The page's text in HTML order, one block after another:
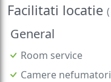
Facilitati locatie (
General
Room service
Camere nefumatori